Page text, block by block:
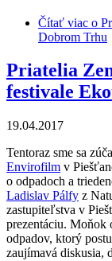
Čítať viac o
Dobrom Trhu
Priatelia
festivale
19.04.2017
Tentoraz sme sa
Envirofilm v
o odpadoch a
Ladislav Pálfy z
zastupiteľstva v
prezentáciu. Moňok
odpadov, ktorý
zaujímavá diskusia,